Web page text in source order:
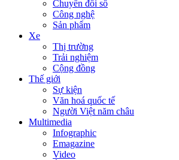
Chuyển đổi số
Công nghệ
Sản phẩm
Xe
Thị trường
Trải nghiệm
Cộng đồng
Thế giới
Sự kiện
Văn hoá quốc tế
Người Việt năm châu
Multimedia
Infographic
Emagazine
Video